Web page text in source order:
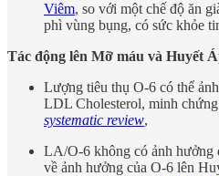
Viêm, so với một chế độ ăn
phì vùng bụng, có sức khỏe
Tác động lên Mỡ máu và Huyết
Lượng tiêu thụ O-6 có thể
LDL Cholesterol, minh
systematic review,
LA/O-6 không có ảnh hưởng
về ảnh hưởng của O-6 lên